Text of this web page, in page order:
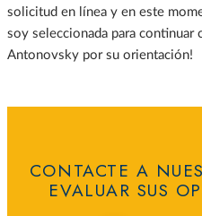
solicitud en línea y en este
soy seleccionada para continuar
Antonovsky por su orientación!
CONTACTE A
EVALUAR SUS